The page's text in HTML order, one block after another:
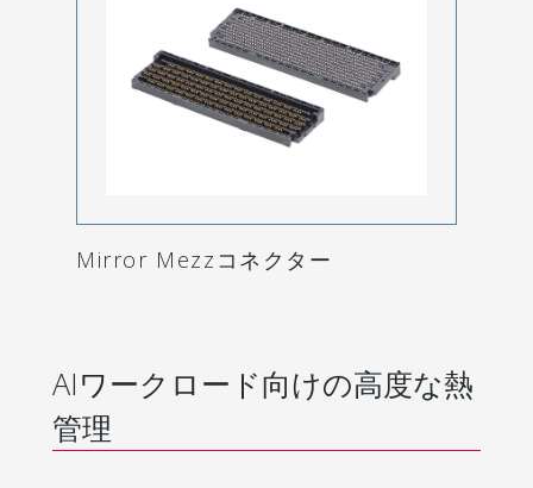
Mirror Mezzコネクター
AIワークロード向けの高度な熱
管理